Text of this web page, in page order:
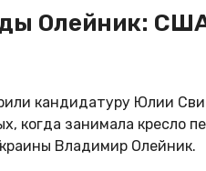
Олейник:
кандидатуру Юлии
когда занимала кресло
Владимир Олейник.